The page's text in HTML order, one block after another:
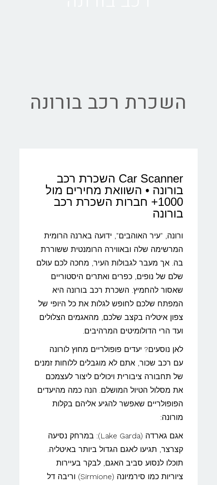
השכרת רכב בורונה
Car Scanner השכרת רכב
בורונה • השוואת מחירים מול
1000+ חברות השכרת רכב
בורונה
ורונה, "עיר האוהבים", ידועה בארנה הרומית
המרשימה שלה ובאווירה הרומנטית ששוררת
בה. אך מעבר לגבולות העיר, מחכה לכם עולם
שלם של נופים, כפרים ואתרים היסטוריים
שאסור להחמיץ. השכרת רכב בורונה היא
המפתח שלכם לחופש לגלות את כל היופי של
צפון איטליה בקצב שלכם, מהאגמים הצלולים
ועד הרי הדולומיטים המרהיבים.
לאן נוסעים? יעדים פופולריים מחוץ לורונה
עם רכב שכור, אתם לא מוגבלים ללוחות זמנים
של תחבורה ציבורית ויכולים ליצור לעצמכם
את מסלול הטיול המושלם. הנה כמה מהיעדים
הפופולריים שאפשר להגיע אליהם בקלות
מורונה:
אגם גארדה (Lake Garda): במרחק נסיעה
קצרצר, תגיעו לאגם הגדול ביותר באיטליה.
תוכלו לנסוע סביב האגם, לבקר בעיירות
ציוריות כמו סירמיונה (Sirmione) וריבה דל